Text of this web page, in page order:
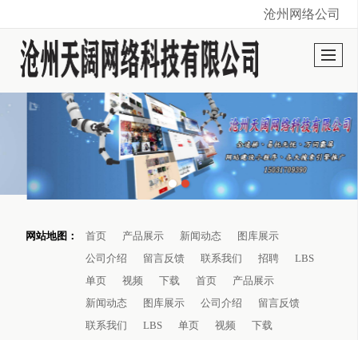
很遗憾，因您的浏览器版本过低导致无法获得最佳浏览体验，推荐下载安装谷歌浏览器！
沧州网络公司
网站地图： 首页 产品展示 新闻动态
图库展示
公司介绍
留言反馈 联系我们 招聘
LBS
单页
视频 下载 首页
产品展示
新闻动态
图库展示 公司介绍
留言反馈
联系我们
LBS 单页 视频 下载